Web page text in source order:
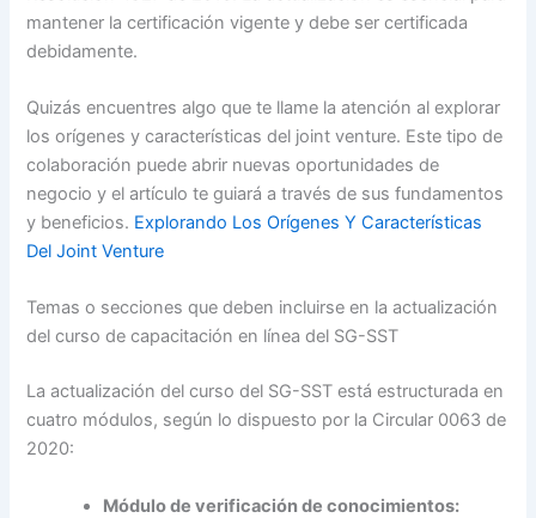
mantener la certificación vigente y debe ser certificada
debidamente.
Quizás encuentres algo que te llame la atención al explorar
los orígenes y características del joint venture. Este tipo de
colaboración puede abrir nuevas oportunidades de
negocio y el artículo te guiará a través de sus fundamentos
y beneficios. Explorando Los Orígenes Y Características
Del Joint Venture
Temas o secciones que deben incluirse en la actualización
del curso de capacitación en línea del SG-SST
La actualización del curso del SG-SST está estructurada en
cuatro módulos, según lo dispuesto por la Circular 0063 de
2020:
Módulo de verificación de conocimientos: